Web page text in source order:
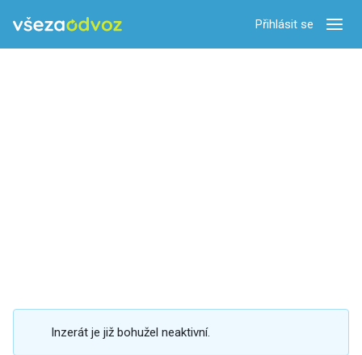
Přihlásit se
Inzerát je již bohužel neaktivní.